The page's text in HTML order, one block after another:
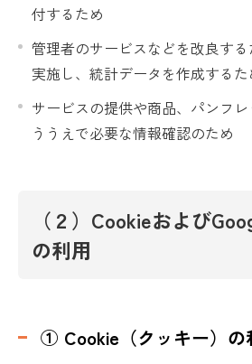
付するため
管理者のサービスなどを改良す
実施し、統計データを作成するた
サービスの提供や商品、パンフ
ううえで必要な情報確認のため
（２）Cookieおよび
の利用
① Cookie（クッキー）の